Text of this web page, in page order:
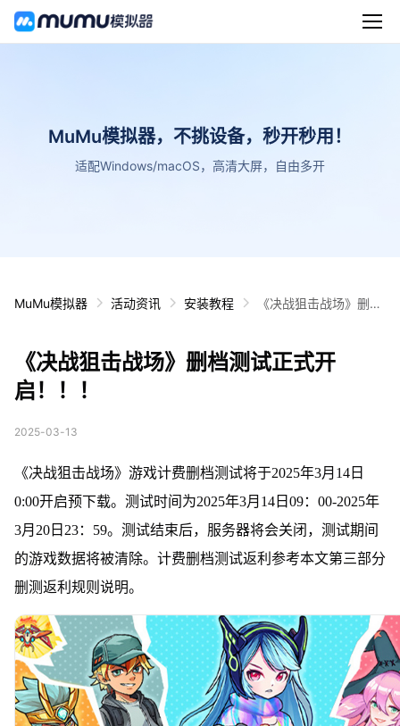
MuMu模拟器，不挑设备，秒开秒用！
适配Windows/macOS，高清大屏，自由多开
MuMu模拟器 活动资讯 安装教程
《决战狙击战场》删档
《决战狙击战场》删档测试正式开
启！！！
2025-03-13
《决战狙击战场》游戏计费删档测试将于2025年3月14日
0:00开启预下载。测试时间为2025年3月14日09：00-2025年
3月20日23：59。测试结束后，服务器将会关闭，测试期间
的游戏数据将被清除。计费删档测试返利参考本文第三部分
删测返利规则说明。